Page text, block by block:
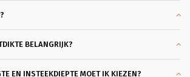
helemaal achter je keuze kan
bed Bergen. Bodems ook
konden worden omdat ik al
had. Wat ben ik hier blij
BELANGRIJK?
EN INSTEEKDIEPTE MOET IK KIEZEN?